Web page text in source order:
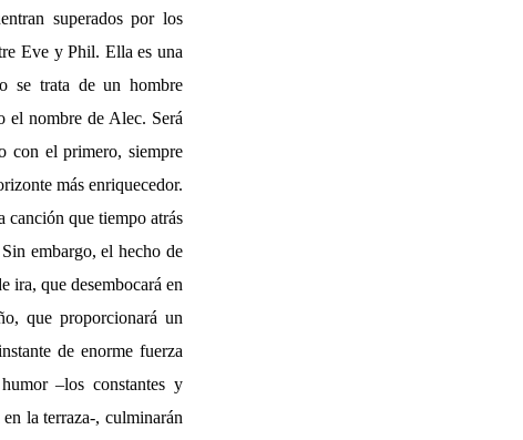
superados por los
Eve y Phil. Ella es una
se trata de un hombre
el nombre de Alec. Será
con el primero, siempre
más enriquecedor.
canción que tiempo atrás
embargo, el hecho de
ira, que desembocará en
que proporcionará un
de enorme fuerza
–los constantes y
la terraza-, culminarán